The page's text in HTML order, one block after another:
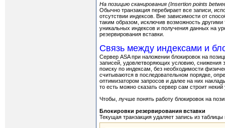
На позицию сканирования (Insertion points
Обычно транзакция перебирает все записи,
отсутствии индексов. Вне зависимости от
таким образом, исключив возможность
уникальных индексов и получения данных на
резервирования вставки.
Связь между индексами и
Сервер ASA при наложении блокировок на
записей, удовлетворяющих условию, снижения
поиску по индексам, без необходимости
считываются в последовательном порядке,
оптимизатором запросов и далее на них
то есть можно сказать сервер сам строит
Чтобы, лучше понять работу блокировок на
Блокировки резервирования вставки
Текущая транзакция удаляет запись из